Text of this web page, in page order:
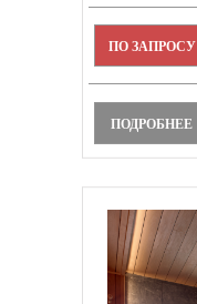
ПО ЗАПРОСУ
ПОДРОБНЕЕ